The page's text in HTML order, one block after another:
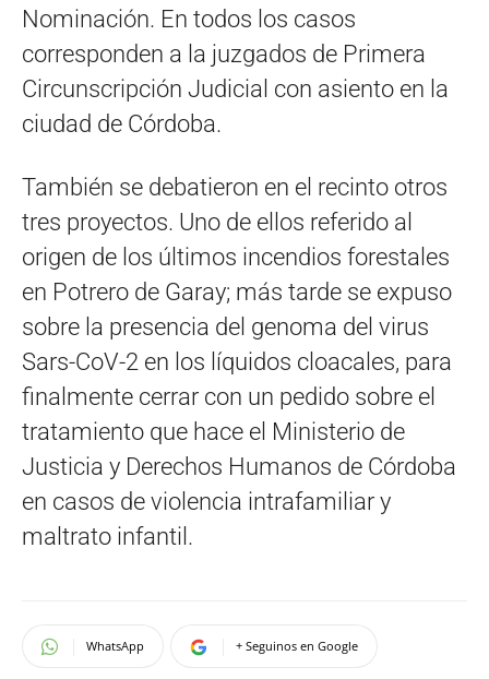
Nominación. En todos los casos
corresponden a la juzgados de Primera
Circunscripción Judicial con asiento en la
ciudad de Córdoba.
También se debatieron en el recinto otros
tres proyectos. Uno de ellos referido al
origen de los últimos incendios forestales
en Potrero de Garay; más tarde se expuso
sobre la presencia del genoma del virus
Sars-CoV-2 en los líquidos cloacales, para
finalmente cerrar con un pedido sobre el
tratamiento que hace el Ministerio de
Justicia y Derechos Humanos de Córdoba
en casos de violencia intrafamiliar y
maltrato infantil.
WhatsApp + Seguinos en Google